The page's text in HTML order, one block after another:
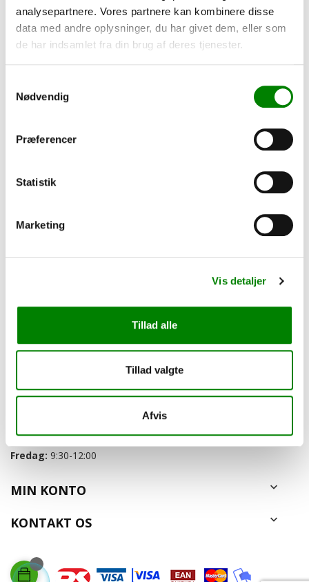
analysepartnere. Vores partnere kan kombinere disse
data med andre oplysninger, du har givet dem, eller som
de har indsamlet fra din brug af deres tjenester.
Nødvendig
Præferencer
Statistik
Marketing
Vis detaljer
Tillad alle
Tillad valgte
Afvis
LED spotlys AR111, G53, 12V DC, 12W, SHARP
Viser 1-1 af 1 element(er)
KUNDESERVICE
Man-Tor:kl. 9:30-15:00
Fredag: 9:30-12:00
MIN KONTO 
KONTAKT OS 